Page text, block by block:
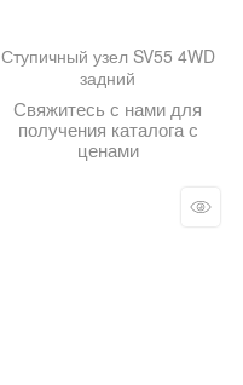
Ступичный узел SV55 4WD
задний
Свяжитесь с нами для
получения каталога с
ценами